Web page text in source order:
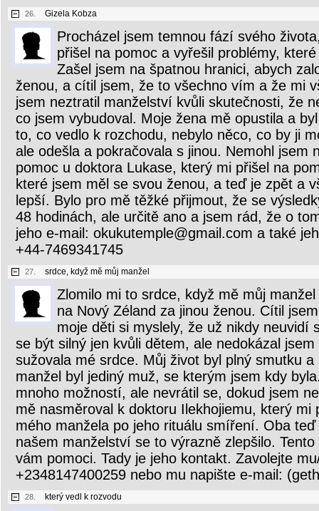
26. Gizela Kobza
Procházel jsem temnou fází svého
přišel na pomoc a vyřešil problémy,
Zašel jsem na špatnou hranici, abych
ženou, a cítil jsem, že to všechno vím a že mi
jsem neztratil manželství kvůli skutečnosti, že
co jsem vybudoval. Moje žena mě opustila a
to, co vedlo k rozchodu, nebylo něco, co by ji
ale odešla a pokračovala s jinou. Nemohl jsem
pomoc u doktora Lukase, který mi přišel na
které jsem měl se svou ženou, a teď je zpět a
lepší. Bylo pro mě těžké přijmout, že se
48 hodinách, ale určitě ano a jsem rád, že o
jeho e-mail: okukutemple@gmail.com a také
+44-7469341745
27. srdce, když mě můj manžel
Zlomilo mi to srdce, když mě můj
na Nový Zéland za jinou ženou. Cítil
moje děti si myslely, že už nikdy neuvidí
se být silný jen kvůli dětem, ale nedokázal
sužovala mé srdce. Můj život byl plný smutku
manžel byl jediný muž, se kterým jsem kdy
mnoho možností, ale nevrátil se, dokud jsem
mě nasměroval k doktoru Ilekhojiemu, který mi
mého manžela po jeho rituálu smíření. Oba
našem manželství se to výrazně zlepšilo.
vám pomoci. Tady je jeho kontakt. Zavolejte
+2348147400259 nebo mu napište e-mail:
28. který vedl k rozvodu